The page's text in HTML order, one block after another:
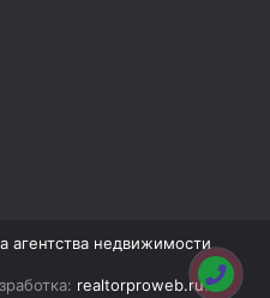
агентства недвижимости
realtorproweb.ru.